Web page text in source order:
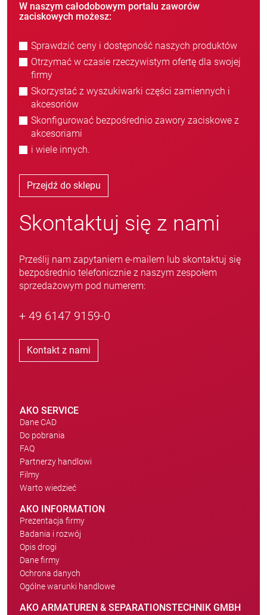
W naszym całodobowym portalu zaworów
zaciskowych możesz:
Sprawdzić ceny i dostępność naszych produktów
Otrzymać w czasie rzeczywistym ofertę dla swojej
firmy
Skorzystać z wyszukiwarki części zamiennych i
akcesoriów
Skonfigurować bezpośrednio zawory zaciskowe z
akcesoriami
i wiele innych.
Przejdź do sklepu
Skontaktuj się z nami
Prześlij nam zapytaniem e-mailem lub skontaktuj się
bezpośrednio telefonicznie z naszym zespołem
sprzedażowym pod numerem:
+ 49 6147 9159-0
Kontakt z nami
AKO SERVICE
Dane CAD
Do pobrania
FAQ
Partnerzy handlowi
Filmy
Warto wiedzieć
AKO INFORMATION
Prezentacja firmy
Badania i rozwój
Opis drogi
Dane firmy
Ochrona danych
Ogólne warunki handlowe
AKO ARMATUREN & SEPARATIONSTECHNIK GMBH